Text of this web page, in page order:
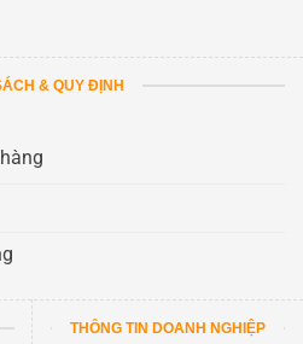
& QUY ĐỊNH
THÔNG TIN DOANH NGHIỆP